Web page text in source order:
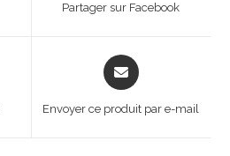
Partager sur Facebook
Opens
in
new
Envoyer ce produit par e-mail